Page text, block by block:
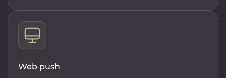
Web push